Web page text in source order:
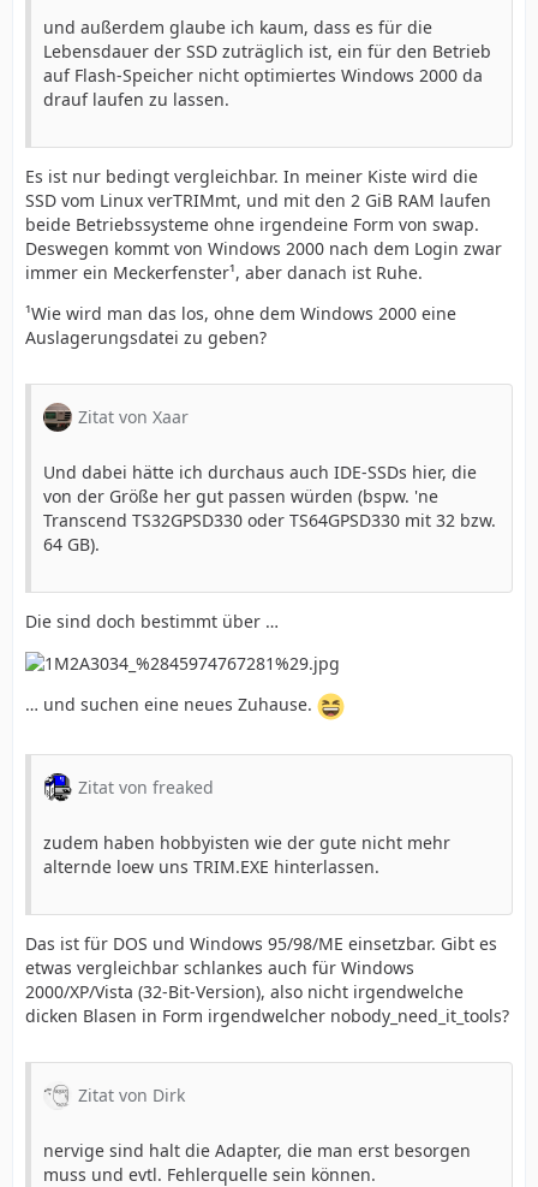
und außerdem glaube ich kaum, dass es für die
Lebensdauer der SSD zuträglich ist, ein für den Betrieb
auf Flash-Speicher nicht optimiertes Windows 2000 da
drauf laufen zu lassen.
Es ist nur bedingt vergleichbar. In meiner Kiste wird die
SSD vom Linux verTRIMmt, und mit den 2 GiB RAM laufen
beide Betriebssysteme ohne irgendeine Form von swap.
Deswegen kommt von Windows 2000 nach dem Login zwar
immer ein Meckerfenster¹, aber danach ist Ruhe.
¹Wie wird man das los, ohne dem Windows 2000 eine
Auslagerungsdatei zu geben?
Zitat von Xaar
Und dabei hätte ich durchaus auch IDE-SSDs hier, die
von der Größe her gut passen würden (bspw. 'ne
Transcend TS32GPSD330 oder TS64GPSD330 mit 32 bzw.
64 GB).
Die sind doch bestimmt über …
… und suchen eine neues Zuhause.
Zitat von freaked
zudem haben hobbyisten wie der gute nicht mehr
alternde loew uns TRIM.EXE hinterlassen.
Das ist für DOS und Windows 95/98/ME einsetzbar. Gibt es
etwas vergleichbar schlankes auch für Windows
2000/XP/Vista (32-Bit-Version), also nicht irgendwelche
dicken Blasen in Form irgendwelcher nobody_need_it_tools?
Zitat von Dirk
nervige sind halt die Adapter, die man erst besorgen
muss und evtl. Fehlerquelle sein können.